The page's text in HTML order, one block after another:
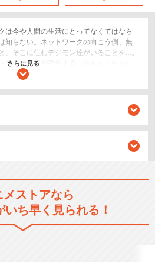
は今や人間の生活にとってなくてはなら
知らない。ネットワークの向こう側、無
、そこに住むデジモン達がいることを…。
ワーク障害が発生する。めちゃくちゃに
屋外ビジョン。サイバーテロだと報じる
の準備をするために一人で家に残ってい
ヒカリが停車出来なくなった電車に乗り
めに渋谷へと急ぐ太一だが、駅のホーム
子供たち」に不思議な現象が起き、太
向かう！
さらに見る
ストアなら
ち早く見られる！